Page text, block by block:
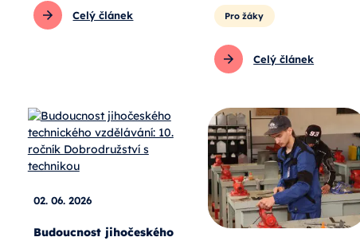
Celý článek Pro žáky
Celý článek
02. 06. 2026
Budoucnost jihočeského